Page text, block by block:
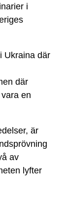
i
Ukraina där
där
en
är
av
lyfter